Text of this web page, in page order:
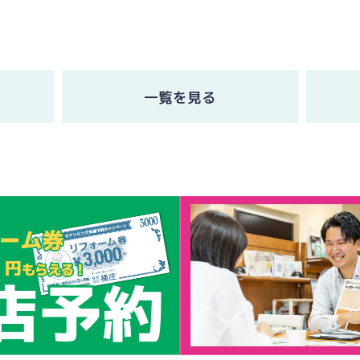
一覧を見る